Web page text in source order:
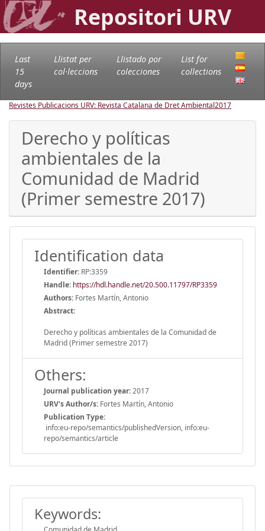
Repositori URV
Last
15
days
Llistat per
col·leccions
Llistado por
colecciones
List for
collections
Revistes Publicacions URV: Revista Catalana de Dret Ambiental2017
Derecho y políticas
ambientales de la
Comunidad de Madrid
(Primer semestre 2017)
Identification data
Identifier: RP:3359
Handle: https://hdl.handle.net/20.500.11797/RP3359
Authors: Fortes Martín, Antonio
Abstract:
Derecho y políticas ambientales de la Comunidad de
Madrid (Primer semestre 2017)
Others:
Journal publication year:2017
URV's Author/s: Fortes Martín, Antonio
Publication Type:
info:eu-repo/semantics/publishedVersion, info:eu-
repo/semantics/article
Keywords: